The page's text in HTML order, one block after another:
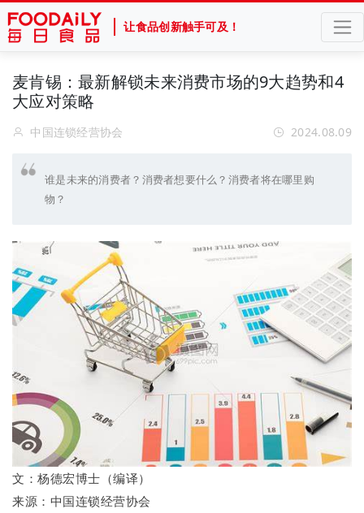
让食品创新触手可及！
麦肯锡：最新解锁未来消费市场的9大趋势和4
大应对策略
中国连锁经营协会 2024.08.09
谁是未来的消费者？消费者想要什么？消费者将在哪里购
物？
文：杨德宏博士（编译）
来源：中国连锁经营协会